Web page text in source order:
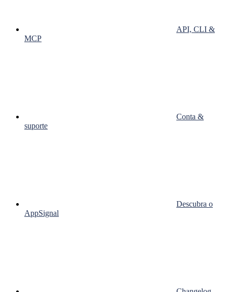
API, CLI &
MCP
Conta &
suporte
Descubra o
AppSignal